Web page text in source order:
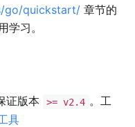
go/quickstart/ 章节的
学习。
证版本 >= v2.4 。工
具